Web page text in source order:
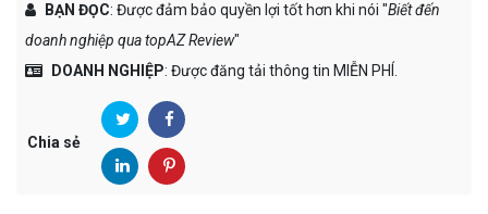
BẠN ĐỌC: Được đảm bảo quyền lợi tốt hơn khi nói "Biết đến
doanh nghiệp qua topAZ Review"
DOANH NGHIỆP: Được đăng tải thông tin MIỄN PHÍ.
Chia sẻ